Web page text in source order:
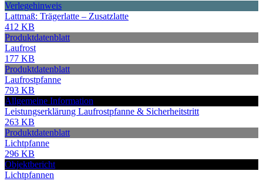
Verlegehinweis
Lattmaß: Trägerlatte – Zusatzlatte
412 KB
Produktdatenblatt
Laufrost
177 KB
Produktdatenblatt
Laufrostpfanne
793 KB
Allgemeine Information
Leistungserklärung Laufrostpfanne & Sicherheitstritt
263 KB
Produktdatenblatt
Lichtpfanne
296 KB
Objektbericht
Lichtpfannen